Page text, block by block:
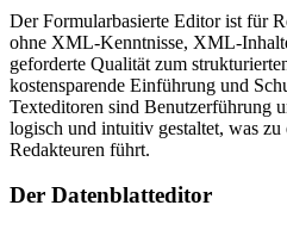
Der Formularbasierte Editor ist für
ohne XML-Kenntnisse, XML-
geforderte Qualität zum
kostensparende Einführung und
Texteditoren sind Benutzerführung
logisch und intuitiv gestaltet, was
Redakteuren führt.
Der Datenblatteditor